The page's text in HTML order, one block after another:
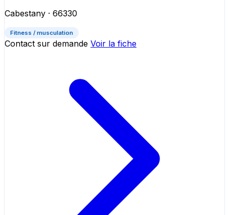
Cabestany · 66330
Fitness / musculation
Contact sur demande Voir la fiche